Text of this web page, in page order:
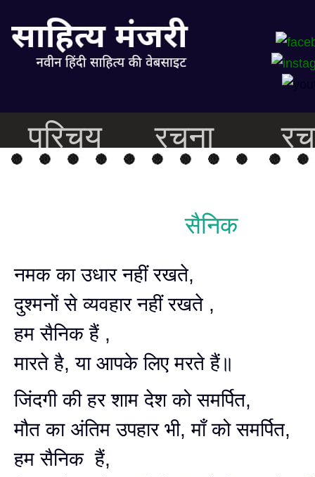
परिचय रचना
सैनिक
नमक का उधार नहीं रखते,
दुश्मनों से व्यवहार नहीं रखते ,
हम सैनिक हैं ,
मारते है, या आपके लिए मरते हैं॥
जिंदगी की हर शाम देश को समर्पित,
मौत का अंतिम उपहार भी, माँ को समर्पित,
हम सैनिक हैं,